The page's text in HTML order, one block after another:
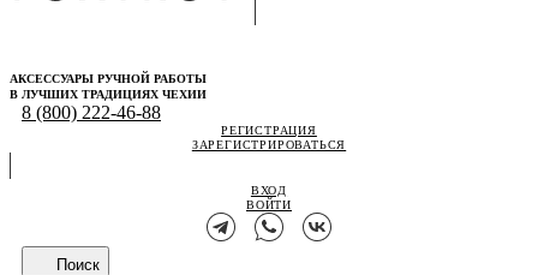
АКСЕССУАРЫ РУЧНОЙ РАБОТЫ
В ЛУЧШИХ ТРАДИЦИЯХ ЧЕХИИ
8 (800) 222-46-88
РЕГИСТРАЦИЯ
ЗАРЕГИСТРИРОВАТЬСЯ
ВХОД
ВОЙТИ
Поиск